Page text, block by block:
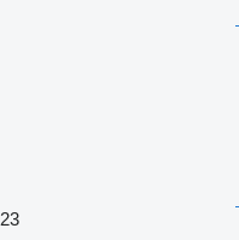
23